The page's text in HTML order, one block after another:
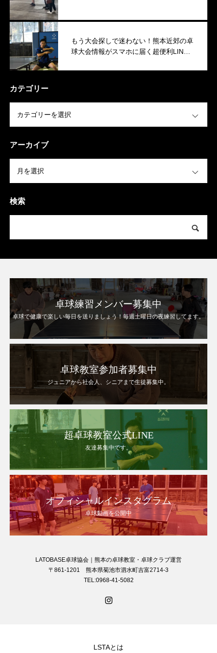
もう大会探しで迷わない！熊本近郊の卓
球大会情報がスマホに届く超便利LINE
カテゴリー
アーカイブ
検索
卓球練習メンバー募集中
卓球で健康で楽しい毎日を送りましょう！毎週土曜日の夜練習してます。
卓球教室参加者募集中
ジュニアから社会人、シニアまで生徒募集中。
超卓球教室公式LINE
友達募集中です。
オフィシャルインスタグラム
卓球動画を公開中
LATOBASE卓球協会｜熊本の卓球教室・卓球クラブ運営
〒861-1201 熊本県菊池市泗水町吉富2714-3
TEL:0968-41-5082
LSTAとは